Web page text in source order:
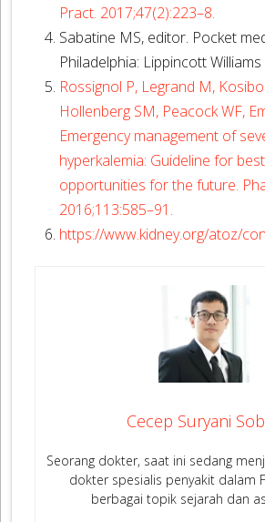
Pract. 2017;47(2):223–8.
Sabatine MS, editor. Pocket
Philadelphia: Lippincott
Rossignol P, Legrand M,
Hollenberg SM, Peacock WF,
Emergency management of
hyperkalemia: Guideline for
opportunities for the future.
2016;113:585–91.
https://www.kidney.org/atoz/
Cecep Suryani
Seorang dokter, saat ini sedang
dokter spesialis penyakit dalam
berbagai topik sejarah dan